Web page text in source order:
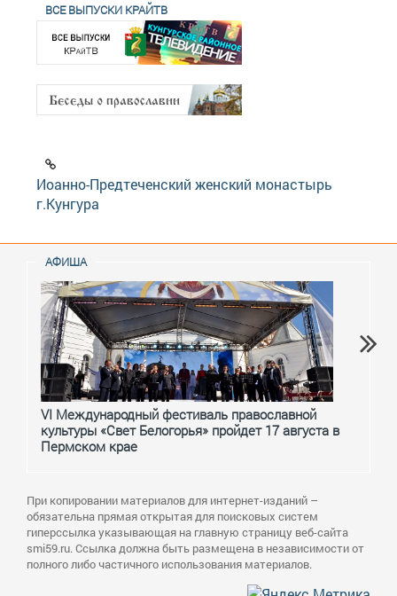
ВСЕ ВЫПУСКИ КРАЙТВ
Иоанно-Предтеченский женский монастырь
г.Кунгура
АФИША
VI Международный фестиваль православной
культуры «Свет Белогорья» пройдет 17 августа в
Пермском крае
При копировании материалов для интернет-изданий –
обязательна прямая открытая для поисковых систем
гиперссылка указывающая на главную страницу веб-сайта
smi59.ru. Ссылка должна быть размещена в независимости от
полного либо частичного использования материалов.